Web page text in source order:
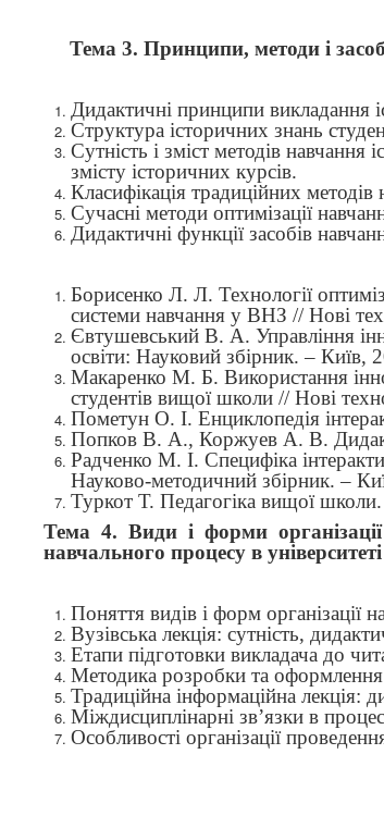
Тема 3. Принципи, методи і
Дидактичні принципи викладання
Структура історичних знань
Сутність і зміст методів навчання
змісту історичних курсів.
Класифікація традиційних методів
Сучасні методи оптимізації
Дидактичні функції засобів
Борисенко Л. Л. Технології
системи навчання у ВНЗ // Нові
Євтушевський В. А. Управління
освіти: Науковий збірник. – Київ,
Макаренко М. Б. Використання
студентів вищої школи // Нові
Пометун О. І. Енциклопедія
Попков В. А., Коржуев А. В.
Радченко М. І. Специфіка
Науково-методичний збірник. –
Туркот Т. Педагогіка вищої
Тема 4. Види і форми
навчального процесу в університеті
Поняття видів і форм організації
Вузівська лекція: сутність,
Етапи підготовки викладача до
Методика розробки та оформлення
Традиційна інформаційна лекція:
Міждисциплінарні зв’язки в
Особливості організації